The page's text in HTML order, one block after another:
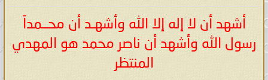
أشهد أن لا إله إلا الله وأشهـد أن محــمداً
رسول الله وأشهد أن ناصر محمد هو المهدي
المنتظر